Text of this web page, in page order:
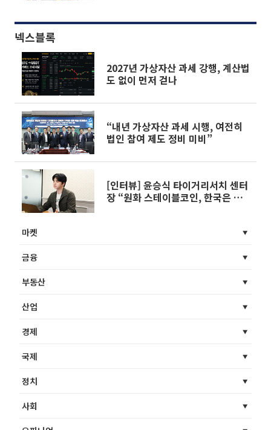
넥스블록
2027년 가상자산 과세 강행, 계산법
도 없이 먼저 걷나
“내년 가상자산 과세 시행, 여전히
법인 참여 제도 정비 미비”
[인터뷰] 윤승식 타이거리서치 센터
장 “원화 스테이블코인, 한국은 아
마켓
금융
부동산
산업
경제
국제
정치
사회